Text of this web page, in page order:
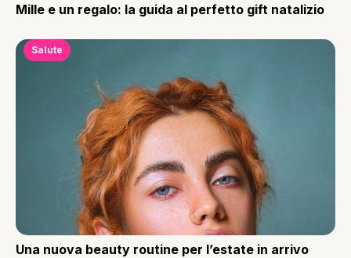
Mille e un regalo: la guida al perfetto gift natalizio
Salute
Una nuova beauty routine per l’estate in arrivo